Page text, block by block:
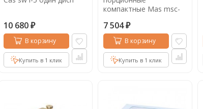
10 680 ₽
В корзину
Купить в 1 клик
компактные Mas msc-
7 504 ₽
В корзину
Купить в 1 клик